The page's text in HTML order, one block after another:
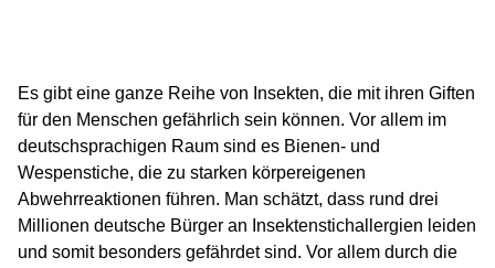
Es gibt eine ganze Reihe von Insekten, die mit ihren Giften
für den Menschen gefährlich sein können. Vor allem im
deutschsprachigen Raum sind es Bienen- und
Wespenstiche, die zu starken körpereigenen
Abwehrreaktionen führen. Man schätzt, dass rund drei
Millionen deutsche Bürger an Insektenstichallergien leiden
und somit besonders gefährdet sind. Vor allem durch die